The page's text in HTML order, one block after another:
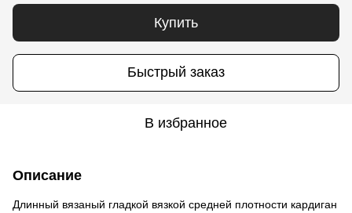
Купить
Быстрый заказ
В избранное
Описание
Длинный вязаный гладкой вязкой средней плотности кардиган